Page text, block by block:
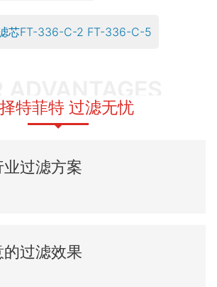
芯FT-336-C-2 FT-336-C-5
特菲特 过滤无忧
业过滤方案
的过滤效果